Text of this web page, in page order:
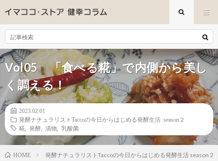
Vol05 「食べる糀」で内側から美し
く調える！
2023.02.01
発酵ナチュラリストTaccoの今日からはじめる発酵生活 season２
糀
発酵 漬物 乳酸菌
HOME 発酵ナチュラリストTaccoの今日からはじめる発酵生活 season２